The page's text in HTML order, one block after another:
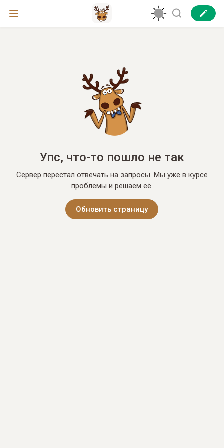
Упс, что-то пошло не так
Сервер перестал отвечать на запросы. Мы уже в курсе
проблемы и решаем её.
Обновить страницу